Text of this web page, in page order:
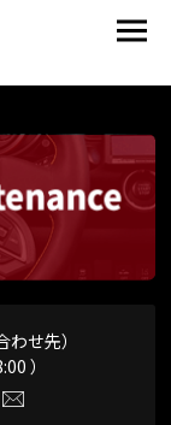
せ先）
）